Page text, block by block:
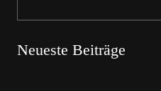
Neueste Beiträge